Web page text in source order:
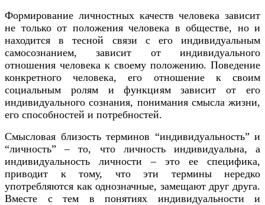
Формирование личностных качеств человека зависит
не только от положения человека в обществе, но и
находится в тесной связи с его индивидуальным
самосознанием, зависит от индивидуального
отношения человека к своему положению. Поведение
конкретного человека, его отношение к своим
социальным ролям и функциям зависит от его
индивидуального сознания, понимания смысла жизни,
его способностей и потребностей.
Смысловая близость терминов “индивидуальность” и
“личность” – то, что личность индивидуальна, а
индивидуальность личности – это ее специфика,
приводит к тому, что эти термины нередко
употребляются как однозначные, замещают друг друга.
Вместе с тем в понятиях индивидуальности и